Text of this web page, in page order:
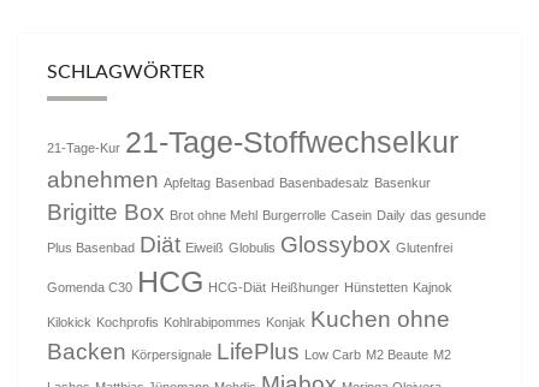
SCHLAGWÖRTER
21-Tage-Kur 21-Tage-Stoffwechselkur
abnehmen Apfeltag Basenbad Basenbadesalz Basenkur
Brigitte Box Brot ohne Mehl Burgerrolle Casein Daily das gesunde
Plus Basenbad Diät Eiweiß Globulis Glossybox Glutenfrei
Gomenda C30 HCG HCG-Diät Heißhunger Hünstetten Kajnok
Kilokick Kochprofis Kohlrabipommes Konjak Kuchen ohne
Backen Körpersignale LifePlus Low Carb M2 Beaute M2